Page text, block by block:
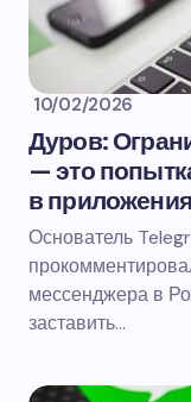
10/02/2026
Дуров:
— это
в
Основатель
мессенджера в
заставить…